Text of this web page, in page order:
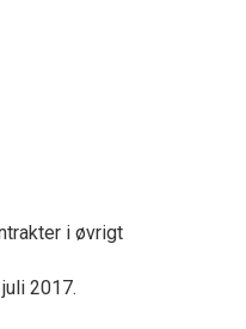
i øvrigt
2017.